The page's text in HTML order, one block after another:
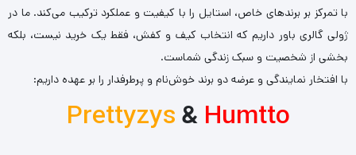
با تمرکز بر برندهای خاص، استایل را با کیفیت و عملکرد ترکیب می‌کند. ما در
ژولی گالری باور داریم که انتخاب کیف و کفش، فقط یک خرید نیست، بلکه
بخشی از شخصیت و سبک زندگی شماست.
با افتخار نمایندگی و عرضه دو برند خوش‌نام و پرطرفدار را بر عهده داریم:
Prettyzys& Humtto